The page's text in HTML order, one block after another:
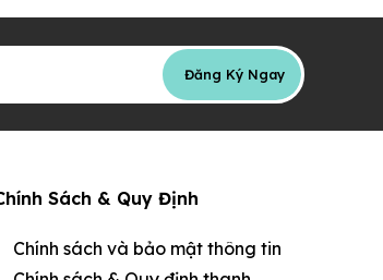
Đăng Ký Ngay
Sách & Quy Định
Chính sách và bảo mật thông tin